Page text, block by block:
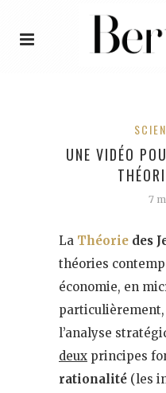
UNE VIDÉO
7
La Théorie des
théories
économie, en
particulièrement,
l’analyse
deux principes
rationalité (les